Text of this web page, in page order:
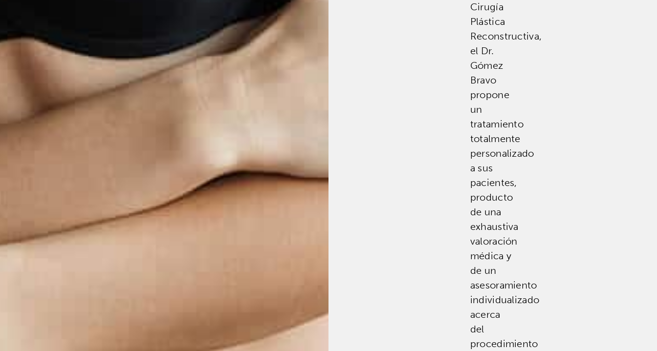
Cirugía
Plástica
Reconstructiva,
el Dr.
Gómez
Bravo
propone
un
tratamiento
totalmente
personalizado
a sus
pacientes,
producto
de una
exhaustiva
valoración
médica y
de un
asesoramiento
individualizado
acerca
del
procedimiento